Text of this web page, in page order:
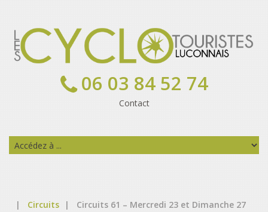
06 03 84 52 74
Contact
| Circuits |
Circuits 61 – Mercredi 23 et Dimanche 27